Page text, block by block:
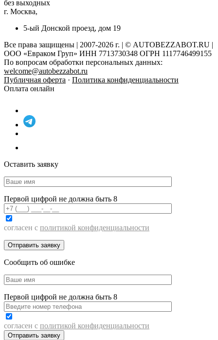
без выходных
г. Москва,
5-ый Донской проезд, дом 19
Все права защищены | 2007-2026 г. | © AUTOBEZZABOT.RU |
ООО «Евраком Груп» ИНН 7713730348 ОГРН 1117746499155
По вопросам обработки персональных данных:
welcome@autobezzabot.ru
Публичная оферта · Политика конфиденциальности
Оплата онлайн
Оставить заявку
Первой цифрой не должна быть 8
согласен с политикой конфиденциальности
Сообщить об ошибке
Первой цифрой не должна быть 8
согласен с политикой конфиденциальности